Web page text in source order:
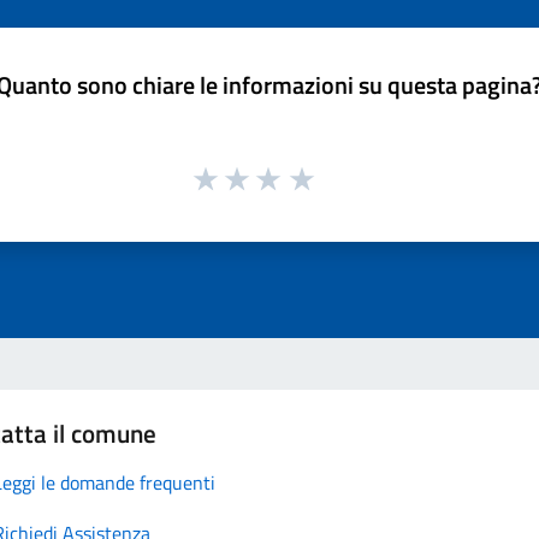
sono chiare le informazioni su questa
il comune
le domande frequenti
Assistenza